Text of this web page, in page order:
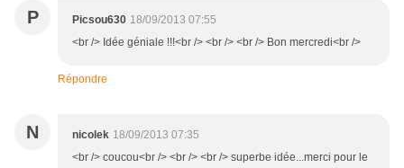
P Picsou630 18/09/2013 07:55
<br /> Idée géniale !!!<br /> <br /> <br /> Bon mercredi<br />
Répondre
N nicolek 18/09/2013 07:35
<br /> coucou<br /> <br /> <br /> superbe idée...merci pour le